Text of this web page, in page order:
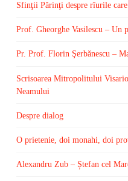
Sfinţii Părinţi despre rîurile
Prof. Gheorghe Vasilescu – Un
Pr. Prof. Florin Şerbănescu –
Scrisoarea Mitropolitului
Neamului
Despre dialog
O prietenie, doi monahi, doi
Alexandru Zub – Ștefan cel